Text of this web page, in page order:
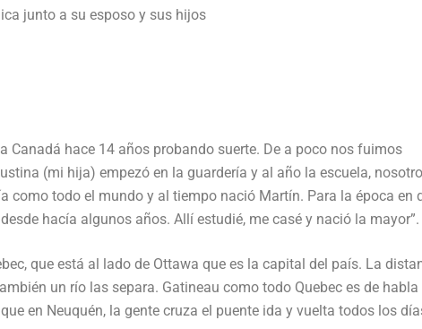
junto a su esposo y sus hijos
Canadá hace 14 años probando suerte. De a poco nos fuimos
(mi hija) empezó en la guardería y al año la escuela,
como todo el mundo y al tiempo nació Martín. Para la época en
hacía algunos años. Allí estudié, me casé y nació la mayor”.
que está al lado de Ottawa que es la capital del país. La
un río las separa. Gatineau como todo Quebec es de habla
en Neuquén, la gente cruza el puente ida y vuelta todos los